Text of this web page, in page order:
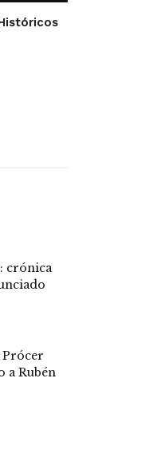
crónica
Prócer
a Rubén